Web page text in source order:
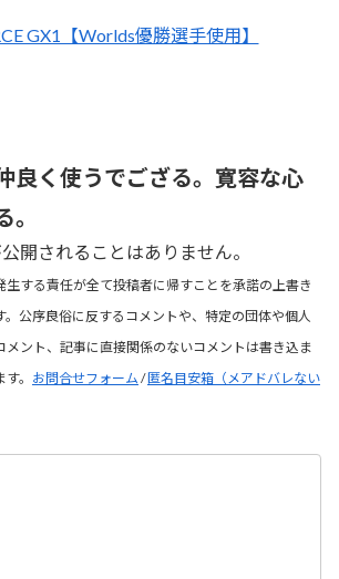
GX1【Worlds優勝選手使用】
良く使うでござる。寛容な心
開されることはありません。
生する責任が全て投稿者に帰すことを承諾の上書き
公序良俗に反するコメントや、特定の団体や個人
メント、記事に直接関係のないコメントは書き込ま
。 お問合せフォーム /匿名目安箱（メアドバレない